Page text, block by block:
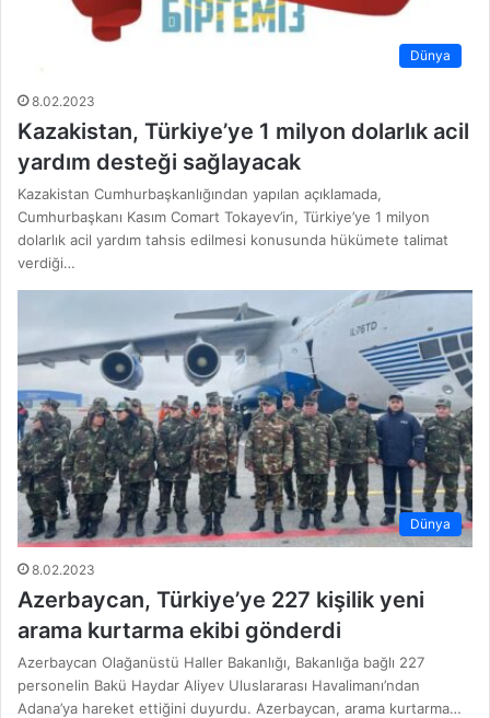
Dünya
8.02.2023
Kazakistan, Türkiye’ye 1 milyon dolarlık acil
yardım desteği sağlayacak
Kazakistan Cumhurbaşkanlığından yapılan açıklamada,
Cumhurbaşkanı Kasım Comart Tokayev’in, Türkiye’ye 1 milyon
dolarlık acil yardım tahsis edilmesi konusunda hükümete talimat
verdiği…
Dünya
8.02.2023
Azerbaycan, Türkiye’ye 227 kişilik yeni
arama kurtarma ekibi gönderdi
Azerbaycan Olağanüstü Haller Bakanlığı, Bakanlığa bağlı 227
personelin Bakü Haydar Aliyev Uluslararası Havalimanı’ndan
Adana’ya hareket ettiğini duyurdu. Azerbaycan, arama kurtarma…